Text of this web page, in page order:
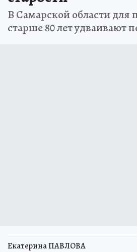
В Самарской области для
старше 80 лет удваивают
Екатерина ПАВЛОВА